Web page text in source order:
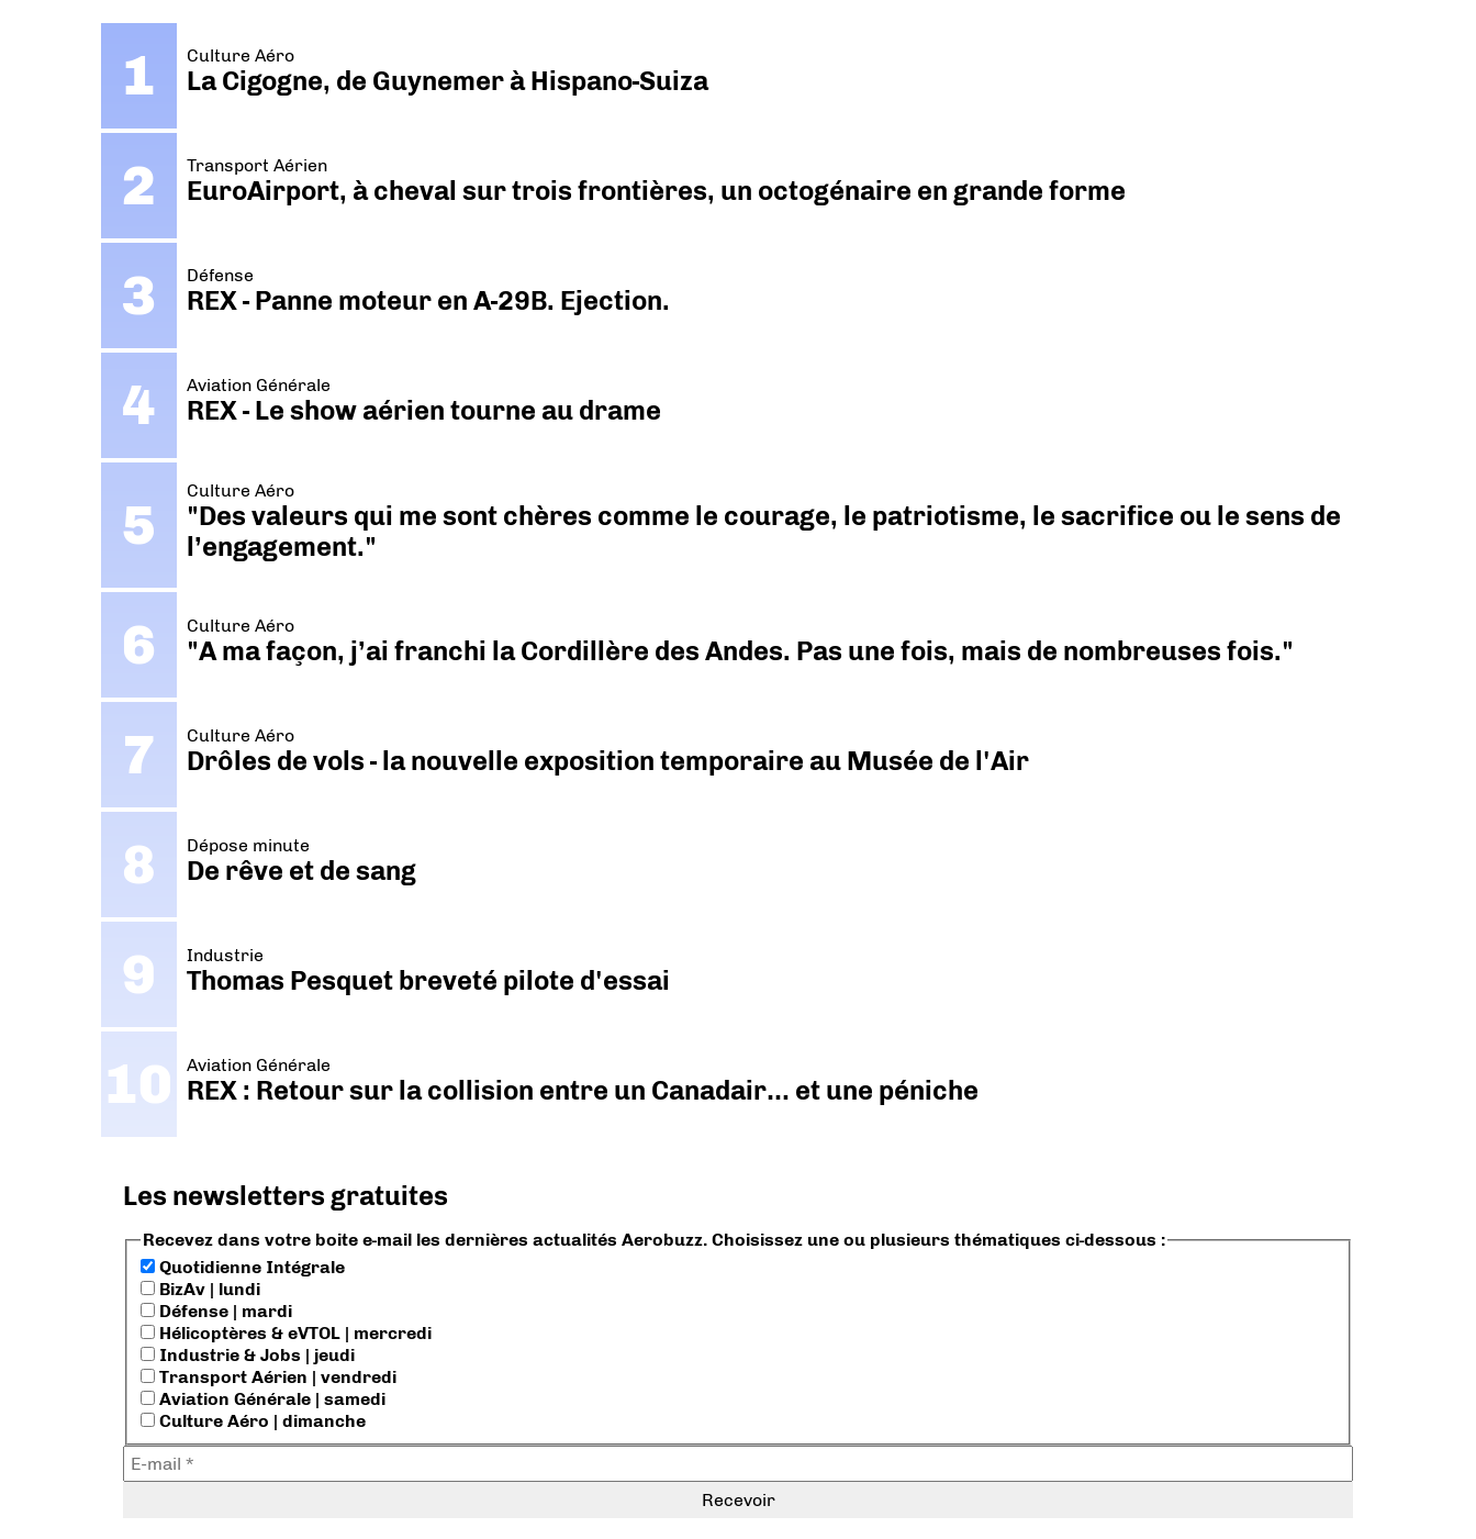
Culture Aéro
La Cigogne, de Guynemer à Hispano-Suiza
Transport Aérien
EuroAirport, à cheval sur trois frontières, un octogénaire en grande forme
Défense
REX - Panne moteur en A-29B. Ejection.
Aviation Générale
REX - Le show aérien tourne au drame
Culture Aéro
"Des valeurs qui me sont chères comme le courage, le patriotisme, le sacrifice ou le sens de
l’engagement."
Culture Aéro
"A ma façon, j’ai franchi la Cordillère des Andes. Pas une fois, mais de nombreuses fois."
Culture Aéro
Drôles de vols - la nouvelle exposition temporaire au Musée de l'Air
Dépose minute
De rêve et de sang
Industrie
Thomas Pesquet breveté pilote d'essai
Aviation Générale
REX : Retour sur la collision entre un Canadair… et une péniche
Les newsletters gratuites
Recevez dans votre boite e-mail les dernières actualités Aerobuzz. Choisissez une ou plusieurs thématiques ci-dessous :
Quotidienne Intégrale
BizAv | lundi
Défense | mardi
Hélicoptères & eVTOL | mercredi
Industrie & Jobs | jeudi
Transport Aérien | vendredi
Aviation Générale | samedi
Culture Aéro | dimanche